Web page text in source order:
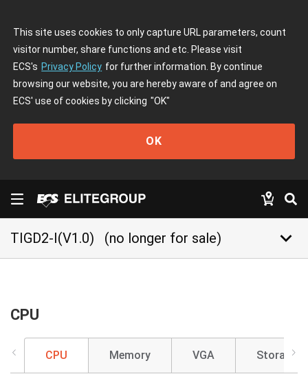
This site uses cookies to only capture URL parameters, count
visitor number, share functions and etc. Please visit
ECS's Privacy Policy for further information. By continue
browsing our website, you are hereby aware of and agree on
ECS' use of cookies by clicking "OK"
OK
TIGD2-I(V1.0) (no longer for sale) keyboard_arrow_down
CPU
CPU Memory VGA Storage